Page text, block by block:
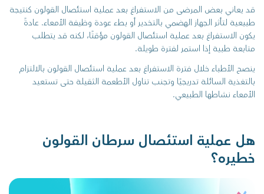
قد يعاني بعض المرضى من الاستفراغ بعد عملية استئصال القولون كنتيجة
طبيعية لتأثر الجهاز الهضمي بالتخدير أو بطء عودة وظيفة الأمعاء. عادةً
يكون الاستفراغ بعد عملية استئصال القولون مؤقتًا، لكنه قد يتطلب
متابعة طبية إذا استمر لفترة طويلة.
ينصح الأطباء خلال فترة الاستفراغ بعد عملية استئصال القولون بالالتزام
بالتغذية السائلة تدريجيًا وتجنب تناول الأطعمة الثقيلة حتى تستعيد
الأمعاء نشاطها الطبيعي.
هل عملية استئصال سرطان القولون
خطيره؟